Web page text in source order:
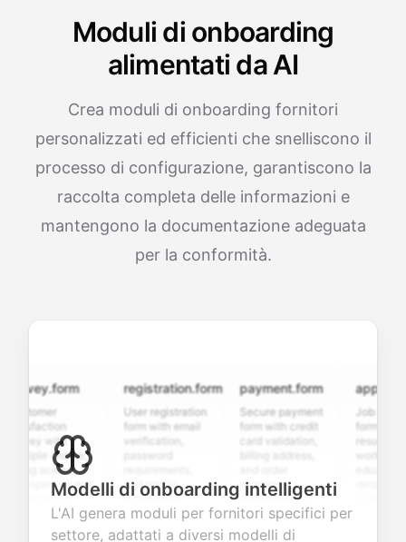
Moduli di onboarding
alimentati da AI
Crea moduli di onboarding fornitori
personalizzati ed efficienti che snelliscono il
processo di configurazione, garantiscono la
raccolta completa delle informazioni e
mantengono la documentazione adeguata
per la conformità.
with
choice,
open-ended
valuable
registration.form
User registration
form with email
verification,
and profile
information
fields for
seamless
payment.form
Secure payment
form with credit
card validation,
summary
integration for
smooth e-
commerce
Job
form with
resume
details, and
custom
screening
Modelli di onboarding intelligenti
L'AI genera moduli per fornitori specifici per
settore, adattati a diversi modelli di